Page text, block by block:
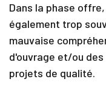
m
n
t
I
n
Dans la phase
également trop
mauvaise
d'ouvrage et/ou
projets de qualité.